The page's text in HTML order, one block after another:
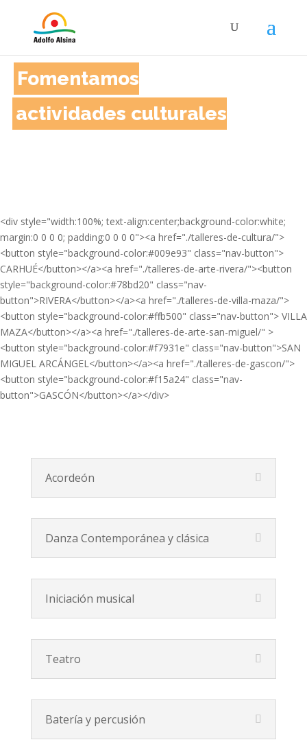
Fomentamos
actividades culturales
<div style="width:100%; text-align:center;background-color:white;
margin:0 0 0 0; padding:0 0 0 0"><a href="./talleres-de-cultura/">
<button style="background-color:#009e93" class="nav-button">
CARHUÉ</button></a><a href="./talleres-de-arte-rivera/"><button
style="background-color:#78bd20" class="nav-
button">RIVERA</button></a><a href="./talleres-de-villa-maza/">
<button style="background-color:#ffb500" class="nav-button"> VILLA
MAZA</button></a><a href="./talleres-de-arte-san-miguel/" >
<button style="background-color:#f7931e" class="nav-button">SAN
MIGUEL ARCÁNGEL</button></a><a href="./talleres-de-gascon/">
<button style="background-color:#f15a24" class="nav-
button">GASCÓN</button></a></div>
Acordeón
Danza Contemporánea y clásica
Iniciación musical
Teatro
Batería y percusión